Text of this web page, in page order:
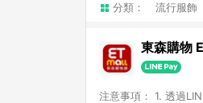
分類： 流行服飾
東森購物
注意事項： 1. 透過